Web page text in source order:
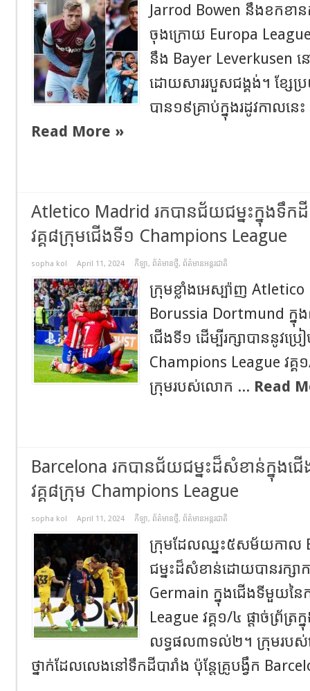
Jarrod Bowen នឹងខកខាន
ចុងក្រោយ Europa
នឹង Bayer Leverkusen នៅ
ដោយសាររបួសជង្គង់។ ខ្សែ
បាន១៩គ្រាប់ក្នុងរដូវកាលន
Read More »
Atletico Madrid រកបានជ័យជម្នះក្នុងទឹក
វគ្គ៨ក្រុមជើងទី១ Champions League
sopha kol April 11, 2024 កីឡា, ព័ត៌មានថ្មី, ព័ត៌មានអន្តរជាតិ
ក្រុមខ្លាំងអេស្ប៉ាញ
Borussia Dortmund ក្
ជើងទី១ ដើម្បីរក្សាបាននូវប្រ
Champions League វគ្គ
ក្រុមរបស់លោក ... Read
Barcelona រកបានជ័យជម្នះដ៏សំខាន់ក្នុងជ
វគ្គ៨ក្រុម Champions League
sopha kol April 11, 2024 កីឡា, ព័ត៌មានថ្មី, ព័ត៌មានអន្តរជាតិ
ក្រុមដែលឈ្នះ៥សម័យកាល
ជម្នះដ៏សំខាន់ដោយបានរក្សា
Germain ក្នុងជើងទីមួយនៃ
League វគ្គ១/៤ ផ្តាច់ព្រ័ត្
លទ្ធផល៣ទល់២។ ក្រុម​របស់
ថ្នាក់ដែលលេងនៅទឹកដីបារាំង ប៉ុន្តែគ្រូបង្វឹក